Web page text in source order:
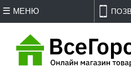
МЕНЮ